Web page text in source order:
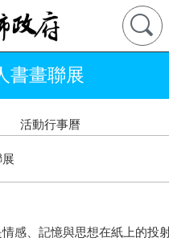
書畫聯展
活動行事曆
情感、記憶與思想在紙上的投